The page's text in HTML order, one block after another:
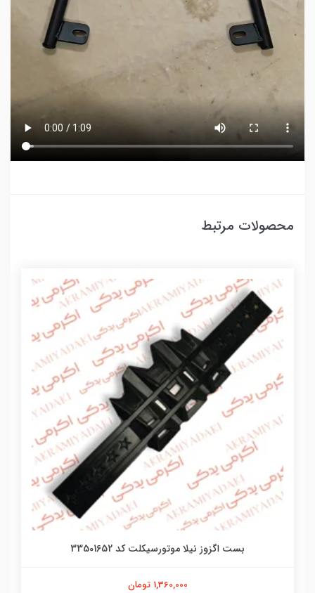
محصولات مرتبط
بست اگزوز نیلا موتورسیکلت کد 33501652
1,360,000 تومان